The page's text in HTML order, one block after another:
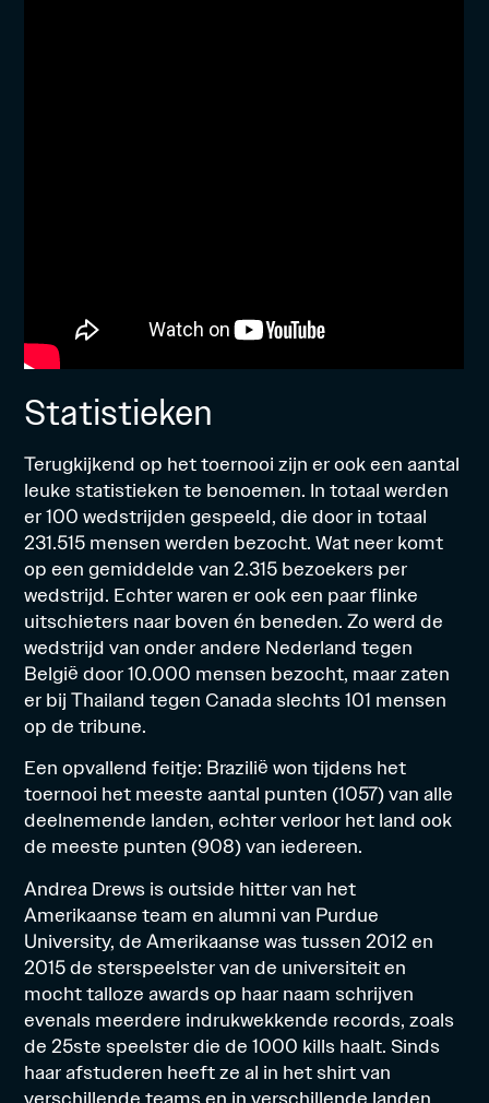
Statistieken
Terugkijkend op het toernooi zijn er ook een aantal
leuke statistieken te benoemen. In totaal werden
er 100 wedstrijden gespeeld, die door in totaal
231.515 mensen werden bezocht. Wat neer komt
op een gemiddelde van 2.315 bezoekers per
wedstrijd. Echter waren er ook een paar flinke
uitschieters naar boven én beneden. Zo werd de
wedstrijd van onder andere Nederland tegen
België door 10.000 mensen bezocht, maar zaten
er bij Thailand tegen Canada slechts 101 mensen
op de tribune.
Een opvallend feitje: Brazilië won tijdens het
toernooi het meeste aantal punten (1057) van alle
deelnemende landen, echter verloor het land ook
de meeste punten (908) van iedereen.
Andrea Drews is outside hitter van het
Amerikaanse team en alumni van Purdue
University, de Amerikaanse was tussen 2012 en
2015 de sterspeelster van de universiteit en
mocht talloze awards op haar naam schrijven
evenals meerdere indrukwekkende records, zoals
de 25ste speelster die de 1000 kills haalt. Sinds
haar afstuderen heeft ze al in het shirt van